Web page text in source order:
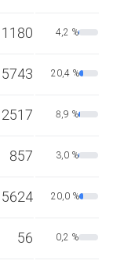
1180 4,2 %
5743 20,4 %
2517 8,9 %
857 3,0 %
5624 20,0 %
56 0,2 %